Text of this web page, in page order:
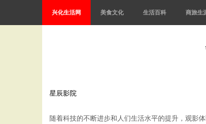
兴化生活网 美食文化 生活百科 商旅生
星辰影院
随着科技的不断进步和人们生活水平的提升，观影